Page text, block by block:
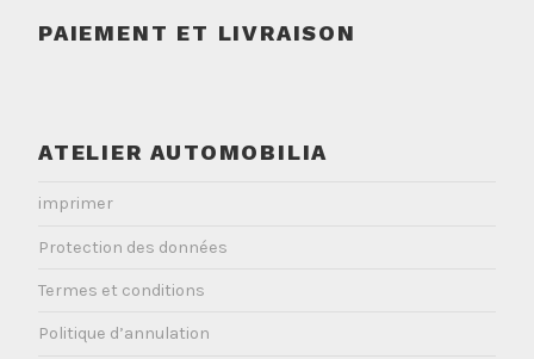
PAIEMENT ET LIVRAISON
ATELIER AUTOMOBILIA
imprimer
Protection des données
Termes et conditions
Politique d’annulation